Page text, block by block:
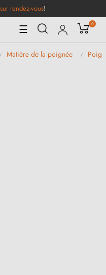
rendez-vous!
Basculer
la
navigation
☰ 0
Matière de la poignée